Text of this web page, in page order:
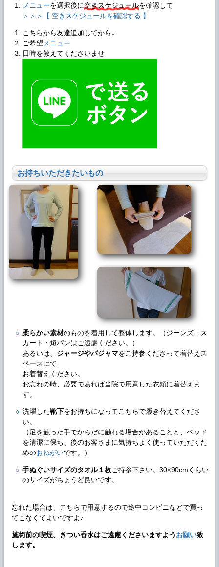
メニューを選択後に空きスケジュールを確認して
＞＞＞【 空きスケジュールを確認する 】
こちらから友達追加してから↓
ご希望 メニュー
日時を教えてくださいませ
お持ちいただきたいもの
柔らかい素材のものを着用して整体します。（ジーンズ・ス
カート・短パンはご遠慮ください。）
あるいは、 ジャージやパジャマをご持参くださって着替えス
ペースにて
お着替えください。
お忘れの時、必要であれば当院で用意した衣類に着替えま
す。
洗濯した靴下をお持ちになってこちらで履き替えてくださ
い。
（足を触った手でからだに触れる場合があることと、ベッド
を清潔に保ち、後のお客さまに気持ちよく使っていただくた
めのおねがいです。）
手ぬぐいサイズのタオル１枚ご持参下さい。30×90cmくらい
のサイズがちょうど良いです。
忘れた場合は、こちらで用意するので途中コンビニなどで買っ
てこなくてよいですよ♪
施術前の喫煙、きつい香水はご遠慮くださいますよう お願い致
します。